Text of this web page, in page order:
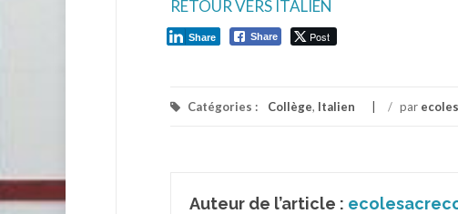
RETOUR VERS ITALIEN
Share Post
Share
Catégories : Collège, Italien / par
Auteur de l’article :